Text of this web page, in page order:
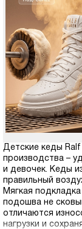
Детские кеды Ralf
производства –
и девочек. Кеды
правильный
Мягкая
подошва не
отличаются
нагрузки и